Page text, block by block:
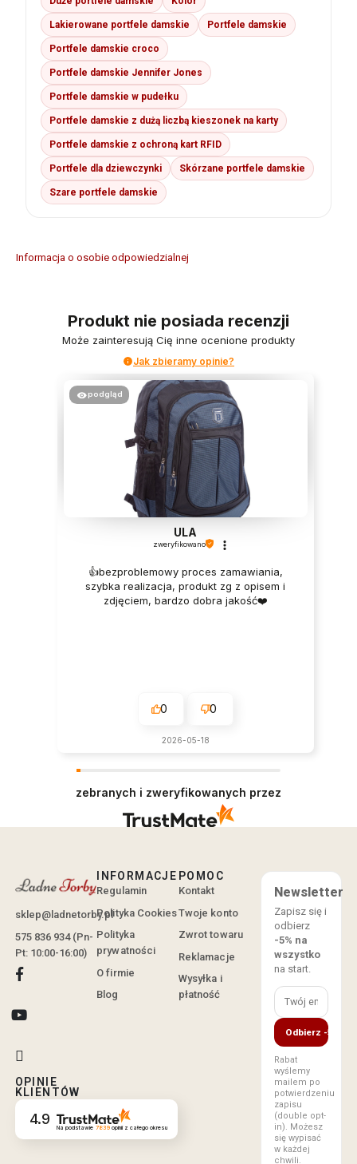
Lakierowane portfele damskie Portfele damskie
Portfele damskie croco
Portfele damskie Jennifer Jones
Portfele damskie w pudełku
Portfele damskie z dużą liczbą kieszonek na karty
Portfele damskie z ochroną kart RFID
Portfele dla dziewczynki Skórzane portfele damskie
Szare portfele damskie
Informacja o osobie odpowiedzialnej
Produkt nie posiada recenzji
Może zainteresują Cię inne ocenione produkty
Jak zbieramy opinie?
podgląd
ULA
zweryfikowano
👍️bezproblemowy proces zamawiania,
szybka realizacja, produkt zg z opisem i
zdjęciem, bardzo dobra jakość❤️
0 0
2026-05-18
zebranych i zweryfikowanych przez
sklep@ladnetorby.pl
575 836 934 (Pn-
Pt: 10:00-16:00)
OPINIE
KLIENTÓW
4.9 Na podstawie 7839opinii z całego okresu
INFORMACJE
Regulamin
Polityka Cookies
Polityka
prywatności
O firmie
Blog
POMOC
Kontakt
Twoje konto
Zwrot towaru
Reklamacje
Wysyłka i
płatność
Newsletter
Zapisz się i
odbierz
-5% na
wszystko
na start.
Odbierz -5%
Rabat
wyślemy
mailem po
potwierdzeniu
zapisu
(double opt-
in). Możesz
się wypisać
w każdej
chwili.